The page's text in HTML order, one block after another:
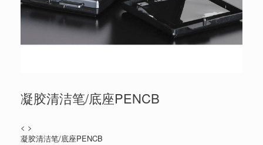
凝胶清洁笔/底座PENCB
< >
凝胶清洁笔/底座PENCB